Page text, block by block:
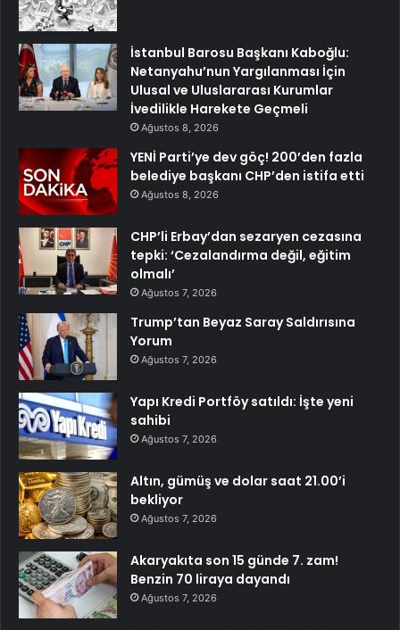
İstanbul Barosu Başkanı Kaboğlu:
Netanyahu’nun Yargılanması İçin
Ulusal ve Uluslararası Kurumlar
İvedilikle Harekete Geçmeli
Ağustos 8, 2026
YENİ Parti’ye dev göç! 200’den fazla
belediye başkanı CHP’den istifa etti
Ağustos 8, 2026
CHP’li Erbay’dan sezaryen cezasına
tepki: ‘Cezalandırma değil, eğitim
olmalı’
Ağustos 7, 2026
Trump’tan Beyaz Saray Saldırısına
Yorum
Ağustos 7, 2026
Yapı Kredi Portföy satıldı: İşte yeni
sahibi
Ağustos 7, 2026
Altın, gümüş ve dolar saat 21.00’i
bekliyor
Ağustos 7, 2026
Akaryakıta son 15 günde 7. zam!
Benzin 70 liraya dayandı
Ağustos 7, 2026